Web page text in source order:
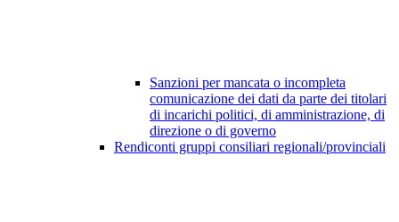
Sanzioni per mancata o incompleta
comunicazione dei dati da parte dei titolari
di incarichi politici, di amministrazione, di
direzione o di governo
Rendiconti gruppi consiliari regionali/provinciali